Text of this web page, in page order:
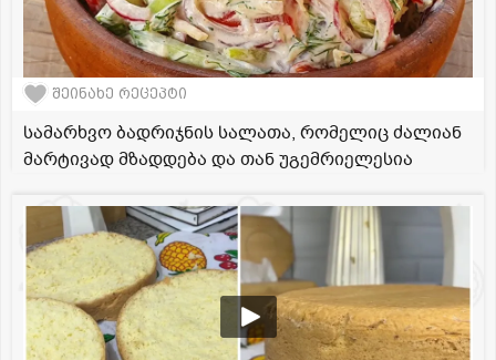
შეინახე რეცეპტი
სამარხვო ბადრიჯნის სალათა, რომელიც ძალიან
მარტივად მზადდება და თან უგემრიელესია